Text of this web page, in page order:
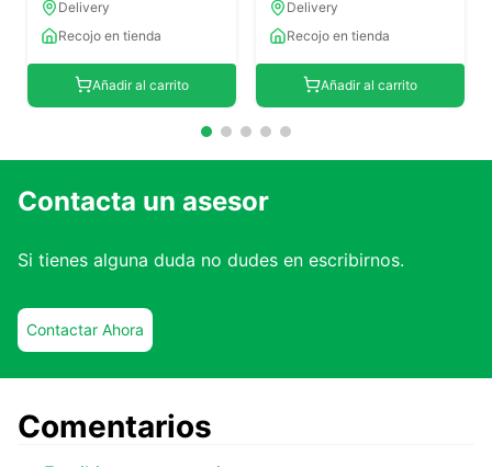
Delivery
Recojo en tienda
Añadir al carrito
Delivery
Recojo en tienda
Añadir al carrito
Contacta un asesor
Si tienes alguna duda no dudes en escribirnos.
Contactar Ahora
Comentarios